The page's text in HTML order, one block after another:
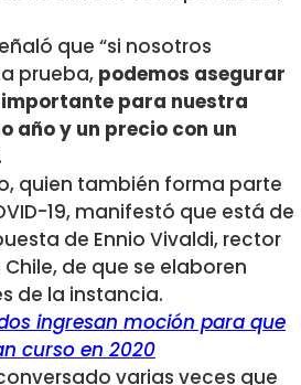
que “si nosotros
prueba, podemos asegurar
importante para nuestra
año y un precio con un
quien también forma parte
19, manifestó que está de
de Ennio Vivaldi, rector
de que se elaboren
de la instancia.
ingresan moción para que
curso en 2020
varias veces que